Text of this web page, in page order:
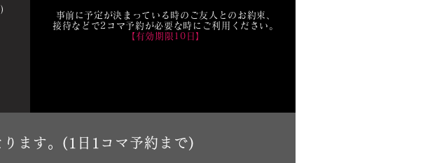
事前に予定が決まっている時のご友人とのお約束、
接待などで2コマ予約が必要な時にご利用ください。
【有効期限10日】
ます。(1日1コマ予約まで)